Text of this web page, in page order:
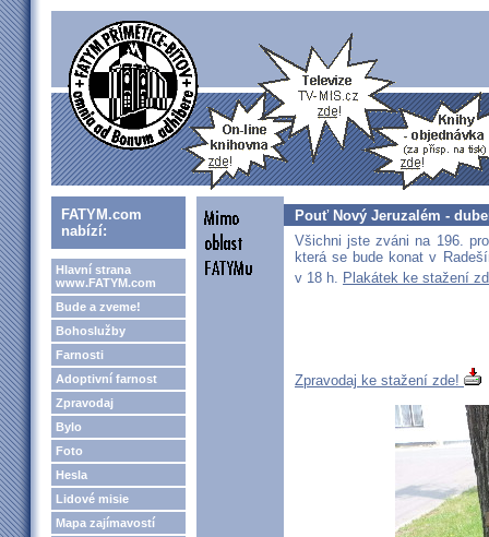
FATYM.com
nabízí:
Hlavní strana
www.FATYM.com
Bude a zveme!
Bohoslužby
Farnosti
Adoptivní farnost
Zpravodaj
Bylo
Foto
Hesla
Lidové misie
Mapa zajímavostí
Pouť Nový Jeruzalém -
Všichni jste zváni na 196.
která se bude konat v
v 18 h. Plakátek ke stažení
Zpravodaj ke stažení zde!